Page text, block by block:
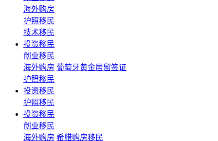
海外购房
护照移民
技术移民
投资移民
创业移民
海外购房 葡萄牙黄金居留签证
护照移民
投资移民
护照移民
投资移民
创业移民
海外购房 希腊购房移民